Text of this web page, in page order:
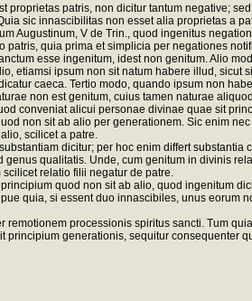
patris, non dicitur tantum negative;
sic innascibilitas non esset alia proprietas a
V de Trin., quod ingenitus
quia prima et simplicia per negationes
esse ingenitum, idest non genitum. Alio
ipsum non sit natum habere illud, sicut
caeca. Tertio modo, quando ipsum non
non est genitum, cuius tamen naturae
conveniat alicui personae divinae quae sit
non sit ab alio per generationem. Sic enim
scilicet a patre.
dicitur; per hoc enim differt
qualitatis. Unde, cum genitum in divinis
relatio filii negatur de patre.
quod non sit ab alio, quod ingenitum
quia, si essent duo innascibiles, unus eorum
processionis spiritus sancti. Tum
generationis, sequitur consequenter